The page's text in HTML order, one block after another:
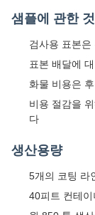
샘플에 관한 것
검사용 표본은
표본 배달에
화물 비용은
비용 절감을
다
생산용량
5개의 코팅 라
40피트 컨테